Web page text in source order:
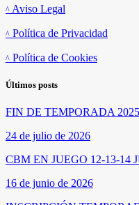
Aviso Legal
Política de Privacidad
Política de Cookies
Últimos posts
FIN DE TEMPORADA
24 de julio de 2026
CBM EN JUEGO 12-13-14
16 de junio de 2026